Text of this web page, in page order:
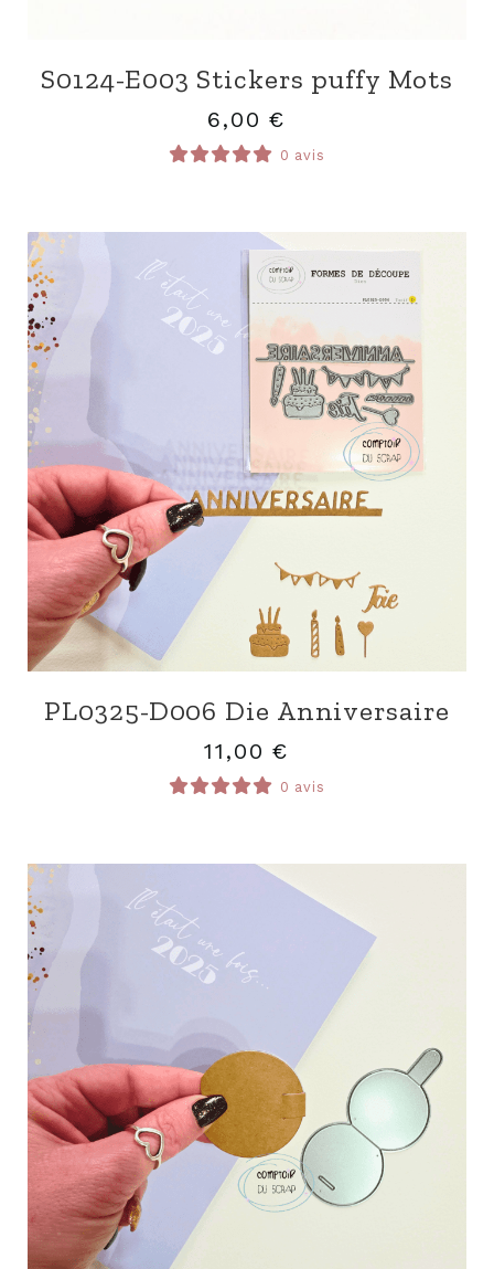
S0124-E003 Stickers puffy Mots
6,00 €
0 avis
PL0325-D006 Die Anniversaire
11,00 €
0 avis